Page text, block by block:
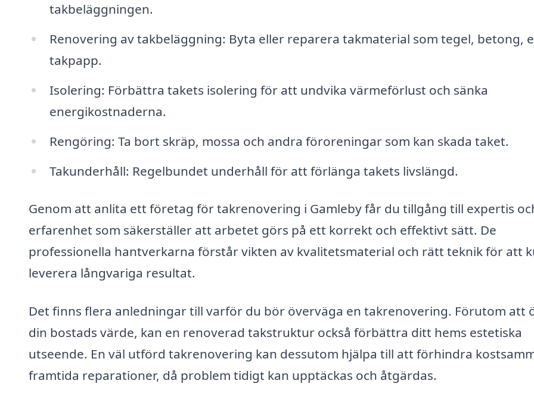
takbeläggningen.
Renovering av takbeläggning: Byta eller reparera takmaterial som tegel, betong,
takpapp.
Isolering: Förbättra takets isolering för att undvika värmeförlust och sänka
energikostnaderna.
Rengöring: Ta bort skräp, mossa och andra föroreningar som kan skada taket.
Takunderhåll: Regelbundet underhåll för att förlänga takets livslängd.
Genom att anlita ett företag för takrenovering i Gamleby får du tillgång till expertis
erfarenhet som säkerställer att arbetet görs på ett korrekt och effektivt sätt. De
professionella hantverkarna förstår vikten av kvalitetsmaterial och rätt teknik för att
leverera långvariga resultat.
Det finns flera anledningar till varför du bör överväga en takrenovering. Förutom att
din bostads värde, kan en renoverad takstruktur också förbättra ditt hems estetiska
utseende. En väl utförd takrenovering kan dessutom hjälpa till att förhindra
framtida reparationer, då problem tidigt kan upptäckas och åtgärdas.